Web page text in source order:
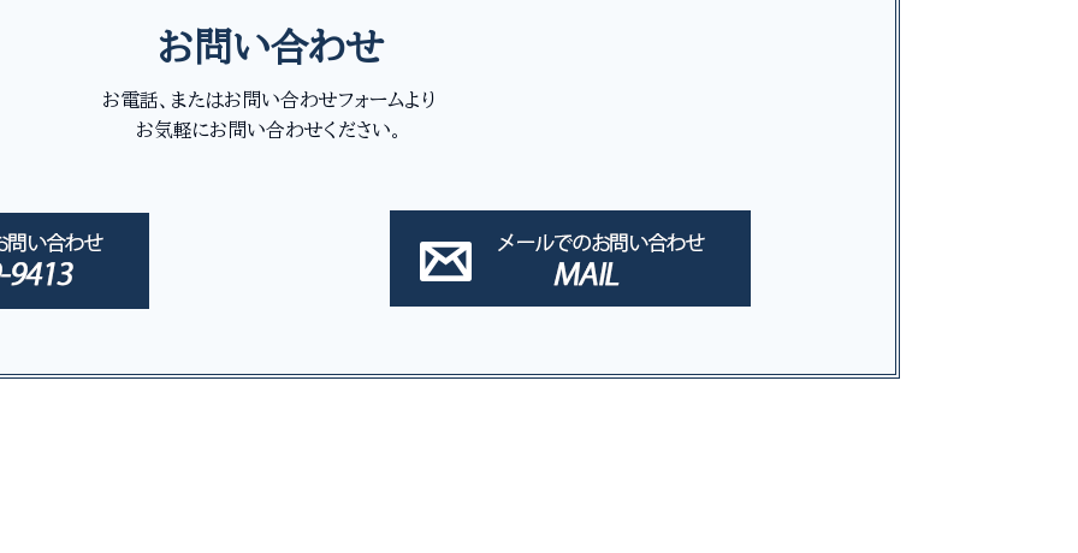
お問い合わせ
お電話、またはお問い合わせフォームより
お気軽にお問い合わせください。